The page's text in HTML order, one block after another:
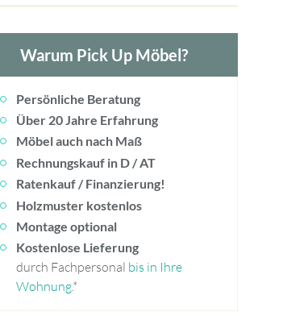
Warum Pick Up Möbel?
Persönliche Beratung
Über 20 Jahre Erfahrung
Möbel auch nach Maß
Rechnungskauf in D / AT
Ratenkauf / Finanzierung!
Holzmuster kostenlos
Montage optional
Kostenlose Lieferung
durch Fachpersonal bis in Ihre
Wohnung.*